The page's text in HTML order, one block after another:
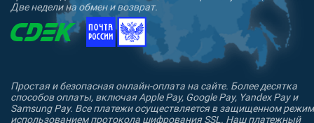
Две недели на обмен и возврат.
Простая и безопасная онлайн-оплата на сайте. Более десятка
способов оплаты, включая Apple Pay, Google Pay, Yandex Pay и
Samsung Pay. Все платежи осуществляется в защищенном
использованием протокола шифрования SSL. Наш платежный